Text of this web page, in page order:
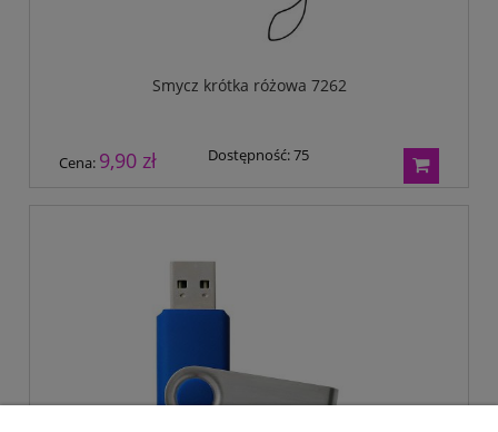
Smycz krótka różowa 7262
Cena: 9,90 zł Dostępność:75